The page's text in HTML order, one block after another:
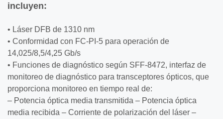
incluyen:
• Láser DFB de 1310 nm
• Conformidad con FC-PI-5 para operación de
14,025/8,5/4,25 Gb/s
• Funciones de diagnóstico según SFF-8472, interfaz de
monitoreo de diagnóstico para transceptores ópticos, que
proporciona monitoreo en tiempo real de:
– Potencia óptica media transmitida – Potencia óptica
media recibida – Corriente de polarización del láser –